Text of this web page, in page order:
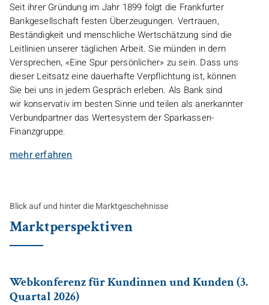
Seit ihrer Gründung im Jahr 1899 folgt die Frankfurter
Bankgesellschaft festen Überzeugungen. Vertrauen,
Beständigkeit und menschliche Wertschätzung sind die
Leitlinien unserer täglichen Arbeit. Sie münden in dem
Versprechen, «Eine Spur persönlicher» zu sein. Dass uns
dieser Leitsatz eine dauerhafte Verpflichtung ist, können
Sie bei uns in jedem Gespräch erleben. Als Bank sind
wir konservativ im besten Sinne und teilen als anerkannter
Verbundpartner das Wertesystem der Sparkassen-
Finanzgruppe.
mehr erfahren
Blick auf und hinter die Marktgeschehnisse
Marktperspektiven
Webkonferenz für Kundinnen und Kunden (3.
Quartal 2026)